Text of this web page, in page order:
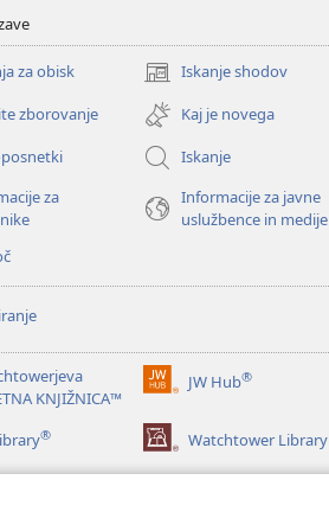
za obisk Iskanje shodov
(odpre
novo
okno)
zborovanje
Kaj je novega
Iskanje
za
Informacije za javne
uslužbence in medije
KNJIŽNICA™
JW Hub®
(odpre
okno)
® Watchtower Library